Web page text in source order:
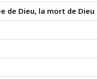
de Dieu, la mort de Dieu